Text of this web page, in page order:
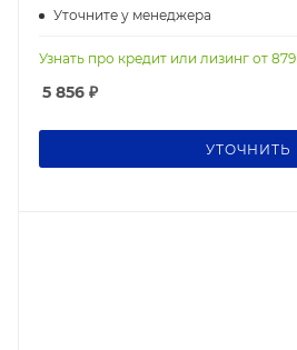
Уточните у менеджера
Узнать про кредит или лизинг от 879
5 856 ₽
УТОЧНИТЬ